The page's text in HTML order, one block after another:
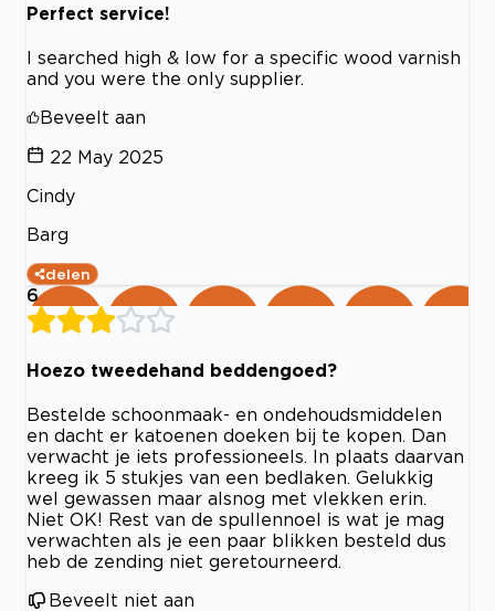
Perfect service!
I searched high & low for a specific wood varnish
and you were the only supplier.
Beveelt aan
22 May 2025
Cindy
Barg
delen
6
Hoezo tweedehand beddengoed?
Bestelde schoonmaak- en ondehoudsmiddelen
en dacht er katoenen doeken bij te kopen. Dan
verwacht je iets professioneels. In plaats daarvan
kreeg ik 5 stukjes van een bedlaken. Gelukkig
wel gewassen maar alsnog met vlekken erin.
Niet OK! Rest van de spullennoel is wat je mag
verwachten als je een paar blikken besteld dus
heb de zending niet geretourneerd.
Beveelt niet aan